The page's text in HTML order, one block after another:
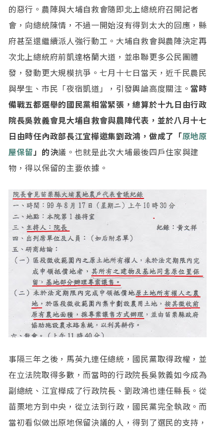
的惡行。農陣與大埔自救會隨即北上總統府召開記者
會，向總統陳情，不過一開始沒有得到太大的回應，縣
府甚至還繼續派人強行動工。大埔自救會與農陣決定再
次北上總統府前凱達格蘭大道，並串聯更多公民團體
發，發動更大規模抗爭。七月十七日當天，近千民農民
與學生、市民「夜宿凱道」，引發輿論高度關注。 當時
備戰五都選舉的國民黨相當緊張，總算於十九日由行政
院長吳敦義會見大埔自救會與農陣代表，並於八月十七
日由時任內政部長江宜樺邀集劉政鴻，做成了「原地原
屋保留」的決議。也就是此次大埔最後四戶住家與建
物，得以保留的主要依據。
事隔三年之後，馬英九連任總統，國民黨取得政權，並
在立法院取得多數，而當時的行政院長吳敦義如今成為
副總統、江宜樺成了行政院長、劉政鴻也連任縣長。從
苗栗地方到中央，從立法到行政，國民黨完全執政。而
當初看似做出原地保留決議的人，得到了選民的支持，